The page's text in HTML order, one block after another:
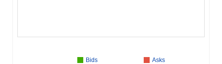
Bids
Asks